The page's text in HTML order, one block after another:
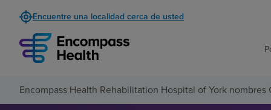
Encuentre una localidad cerca de usted
Encompass Health Rehabilitation Hospital of York nombres